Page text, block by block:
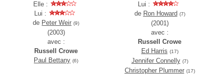
Elle :
Lui :
de Peter Weir (9)
(2003)
avec :
Russell Crowe
Paul Bettany (6)
Lui :
de Ron Howard (7)
(2001)
avec :
Russell Crowe
Ed Harris (17)
Jennifer Connelly (7)
Christopher Plummer (17)